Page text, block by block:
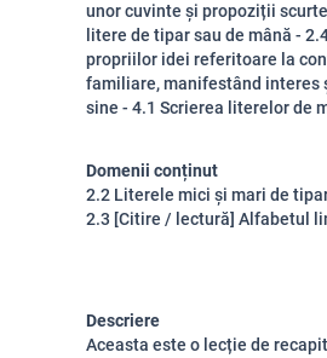
unor cuvinte și propoziții
litere de tipar sau de mână -
propriilor idei referitoare la
familiare, manifestând interes
sine - 4.1 Scrierea literelor de
Domenii conținut
2.2 Literele mici și mari de
2.3 [Citire / lectură] Alfabetul
Descriere
Aceasta este o lecție de